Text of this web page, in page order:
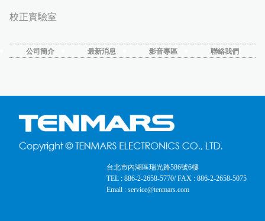
校正實驗室
公司簡介 最新消息 影音專區 聯絡我們
台北市內湖區瑞光路586號6樓
TEL : 886-2-2658-5770/ FAX : 886-2-2658-5075
Email : service@tenmars.com